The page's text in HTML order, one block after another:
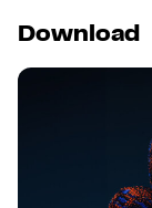
Download